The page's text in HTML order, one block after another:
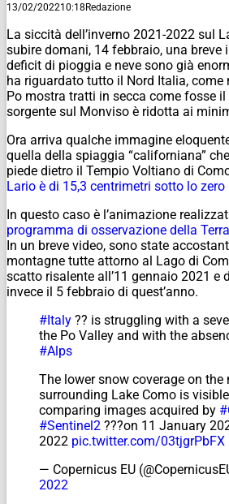
13/02/202210:18Redazione
La siccità dell’inverno 2021-2022 sul
subire domani, 14 febbraio, una breve
deficit di pioggia e neve sono già
ha riguardato tutto il Nord Italia, come
Po mostra tratti in secca come fosse
sorgente sul Monviso è ridotta ai
Ora arriva qualche immagine
quella della spiaggia “californiana”
piede dietro il Tempio Voltiano di
Lario è di 15,3 centrimetri sotto lo
In questo caso è l’animazione
programma di osservazione della
In un breve video, sono state
montagne tutte attorno al Lago di
scatto risalente all’11 gennaio 2021 e
invece il 5 febbraio di quest’anno.
#Italy ?? is struggling with a
the Po Valley and with the
#Alps
The lower snow coverage on
surrounding Lake Como is
comparing images acquired by
#Sentinel2 ???️on 11 January
2022 pic.twitter.com/03tjgrPbFX
— Copernicus EU
2022